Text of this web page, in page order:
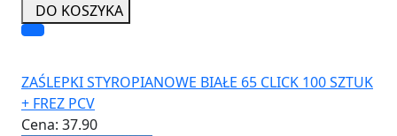
DO KOSZYKA
ZAŚLEPKI STYROPIANOWE BIAŁE 65 CLICK 100 SZTUK
+ FREZ PCV
Cena: 37.90